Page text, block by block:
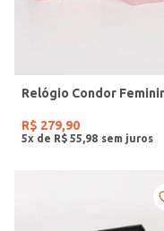
R$ 279,90
5x de R$ 55 98